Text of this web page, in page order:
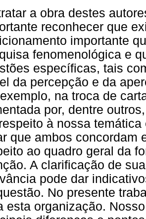
a obra destes
reconhecer que
importante
fenomenológica e
específicas, tais
da percepção e da
na troca de
por, dentre
à nossa
que ambos concordam
ao quadro geral da
A clarificação de
pode dar
No presente
esta organização.